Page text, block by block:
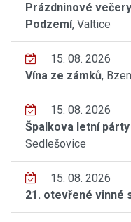
Prázdninové
Podzemí, Valtice
15. 08. 2026
Vína ze zámků,
15. 08. 2026
Špalkova letní párty
Sedlešovice
15. 08. 2026
21. otevřené vinné